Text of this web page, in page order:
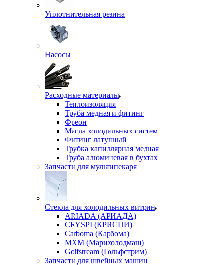
Уплотнительная резина
Насосы
Расходные материалы
Теплоизоляция
Труба медная и фитинг
Фреон
Масла холодильных систем
Фитинг латунный
Трубка капиллярная медная
Труба алюминевая в бухтах
Запчасти для мультипекаря
Стекла для холодильных витрин
ARIADA (АРИАДА)
CRYSPI (КРИСПИ)
Carboma (Карбома)
MXM (Марихолодмаш)
Golfstream (Гольфстрим)
Запчасти для швейных машин